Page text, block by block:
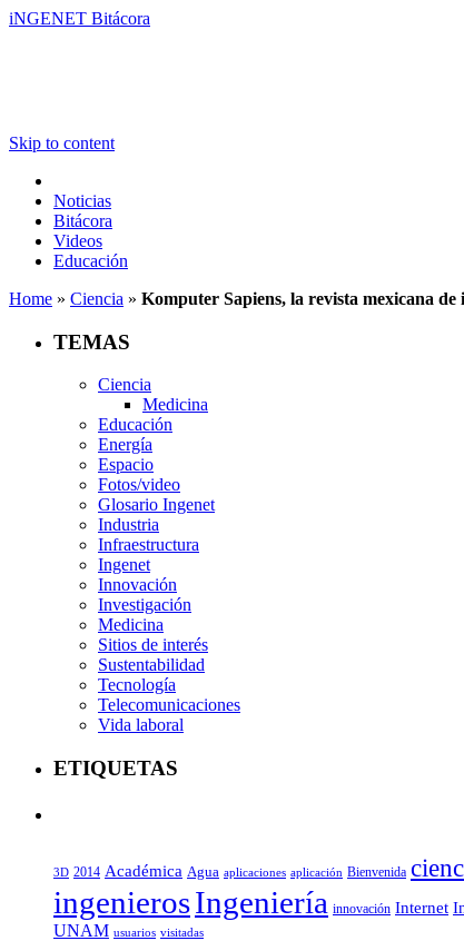
iNGENET Bitácora
Skip to content
Noticias
Bitácora
Videos
Educación
Home » Ciencia » Komputer Sapiens, la revista mexicana
TEMAS
Ciencia
Medicina
Educación
Energía
Espacio
Fotos/video
Glosario Ingenet
Industria
Infraestructura
Ingenet
Innovación
Investigación
Medicina
Sitios de interés
Sustentabilidad
Tecnología
Telecomunicaciones
Vida laboral
ETIQUETAS
3D 2014 Académica Agua aplicaciones aplicación Bienvenida
ingenierosIngeniería innovación Internet
UNAM usuarios visitadas